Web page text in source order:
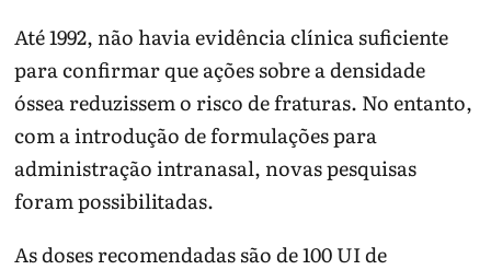
Até 1992, não havia evidência clínica suficiente
para confirmar que ações sobre a densidade
óssea reduzissem o risco de fraturas. No entanto,
com a introdução de formulações para
administração intranasal, novas pesquisas
foram possibilitadas.
As doses recomendadas são de 100 UI de